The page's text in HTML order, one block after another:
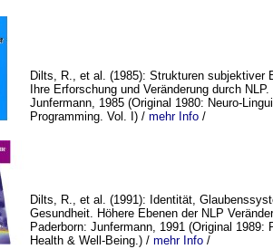
Dilts, R., et al. (1985): Strukturen subjektiver
Ihre Erforschung und Veränderung durch
Junfermann, 1985 (Original 1980: Neuro-
Programming. Vol. I) / mehr Info /
Dilts, R., et al. (1991): Identität,
Gesundheit. Höhere Ebenen der NLP
Paderborn: Junfermann, 1991 (Original 1989:
Health & Well-Being.) / mehr Info /